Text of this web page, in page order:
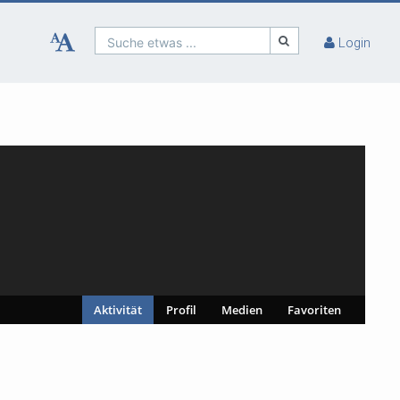
Suche etwas ... Login
Aktivität Profil Medien Favoriten